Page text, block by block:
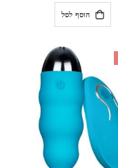
הוסף לסל